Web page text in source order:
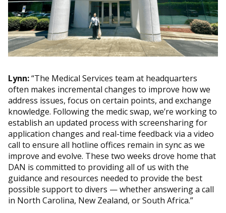
Lynn:“The Medical Services team at headquarters
often makes incremental changes to improve how we
address issues, focus on certain points, and exchange
knowledge. Following the medic swap, we’re working to
establish an updated process with screensharing for
application changes and real-time feedback via a video
call to ensure all hotline offices remain in sync as we
improve and evolve. These two weeks drove home that
DAN is committed to providing all of us with the
guidance and resources needed to provide the best
possible support to divers — whether answering a call
in North Carolina, New Zealand, or South Africa.”